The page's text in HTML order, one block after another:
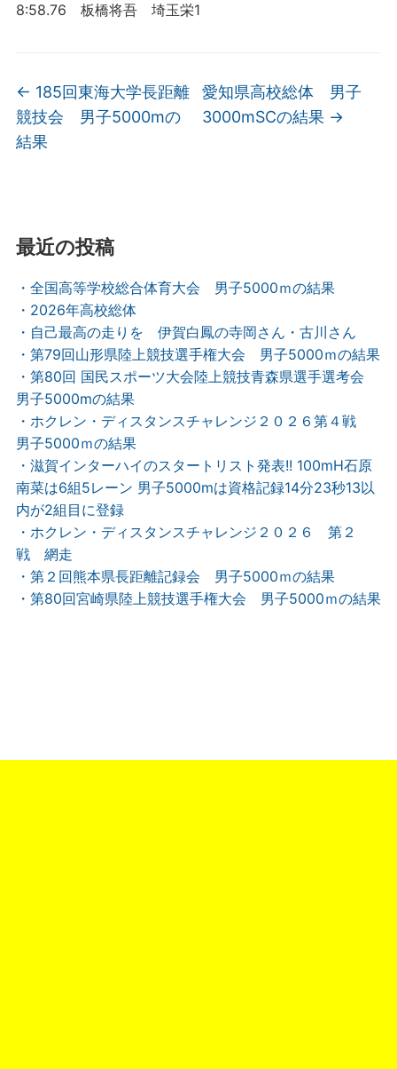
8:58.76 板橋将吾 埼玉栄1
← 185回東海大学長距離
競技会 男子5000mの
結果
愛知県高校総体 男子
3000mSCの結果 →
最近の投稿
・全国高等学校総合体育大会 男子5000ｍの結果
・2026年高校総体
・自己最高の走りを 伊賀白鳳の寺岡さん・古川さん
・第79回山形県陸上競技選手権大会 男子5000ｍの結果
・第80回 国民スポーツ大会陸上競技青森県選手選考会
男子5000mの結果
・ホクレン・ディスタンスチャレンジ２０２６第４戦
男子5000ｍの結果
・滋賀インターハイのスタートリスト発表!! 100mH石原
南菜は6組5レーン 男子5000mは資格記録14分23秒13以
内が2組目に登録
・ホクレン・ディスタンスチャレンジ２０２６ 第２
戦 網走
・第２回熊本県長距離記録会 男子5000ｍの結果
・第80回宮崎県陸上競技選手権大会 男子5000ｍの結果